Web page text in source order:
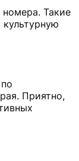
Такие
Приятно,